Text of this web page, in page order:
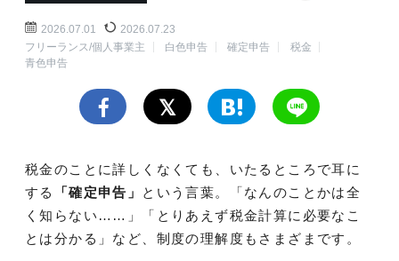
2026.07.01
2026.07.23
フリーランス/個人事業主
白色申告 確定申告
税金
青色申告
税金のことに詳しくなくても、いたるところで耳に
する
「確定申告」
という言葉。「なんのことかは全
く知らない……」「とりあえず税金計算に必要なこ
とは分かる」など、制度の理解度もさまざまです。